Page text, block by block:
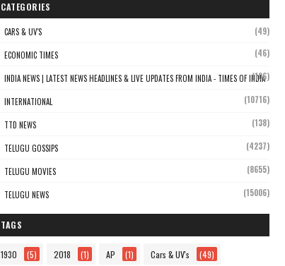
CATEGORIES
CARS & UV'S (49)
ECONOMIC TIMES (46)
INDIA NEWS | LATEST NEWS HEADLINES & LIVE UPDATES FROM INDIA - TIMES OF INDIA
(106)
INTERNATIONAL (10716)
TTD NEWS (138)
TELUGU GOSSIPS (4237)
TELUGU MOVIES (8655)
TELUGU NEWS (15006)
TAGS
1930 (5) 2018 (1) AP (1) Cars & UV's (49)